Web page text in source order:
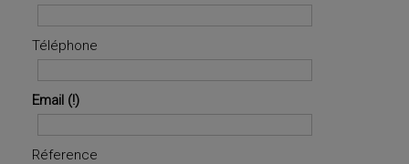
Téléphone
Email
Réference